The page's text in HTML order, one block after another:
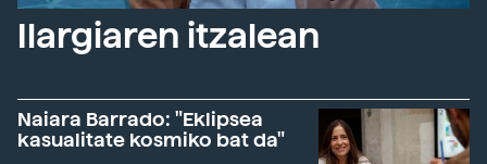
Ilargiaren itzalean
Naiara Barrado: "Eklipsea
kasualitate kosmiko bat da"